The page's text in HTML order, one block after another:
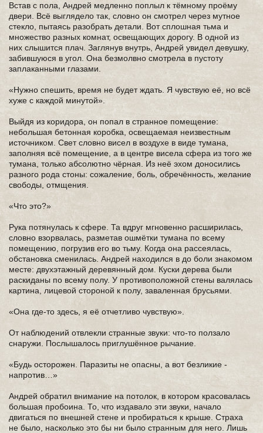
Встав с пола, Андрей медленно поплыл к тёмному проёму
двери. Всё выглядело так, словно он смотрел через мутное
стекло, пытаясь разобрать детали. Вот сплошная тьма и
множество разных комнат, освещающих дорогу. В одной из
них слышится плач. Заглянув внутрь, Андрей увидел девушку,
забившуюся в угол. Она безмолвно смотрела в пустоту
заплаканными глазами.
«Нужно спешить, время не будет ждать. Я чувствую её, но всё
хуже с каждой минутой».
Выйдя из коридора, он попал в странное помещение:
небольшая бетонная коробка, освещаемая неизвестным
источником. Свет словно висел в воздухе в виде тумана,
заполняя всё помещение, а в центре висела сфера из того же
тумана, только абсолютно чёрная. Из неё эхом доносились
разного рода стоны: сожаление, боль, обречённость, желание
свободы, отмщения.
«Что это?»
Рука потянулась к сфере. Та вдруг мгновенно расширилась,
словно взорвалась, разметав ошмётки тумана по всему
помещению, погрузив его во тьму. Когда она рассеялась,
обстановка сменилась. Андрей находился в до боли знакомом
месте: двухэтажный деревянный дом. Куски дерева были
раскиданы по всему полу. У противоположной стены валялась
картина, лицевой стороной к полу, заваленная брусьями.
«Она где-то здесь, я её отчетливо чувствую».
От наблюдений отвлекли странные звуки: что-то ползало
снаружи. Послышалось приглушённое рычание.
«Будь осторожен. Паразиты не опасны, а вот безликие -
напротив…»
Андрей обратил внимание на потолок, в котором красовалась
большая пробоина. То, что издавало эти звуки, начало
двигаться по внешней стене и пробираться к крыше. Страха
не было, насколько это бы ни было странным для него. Лишь